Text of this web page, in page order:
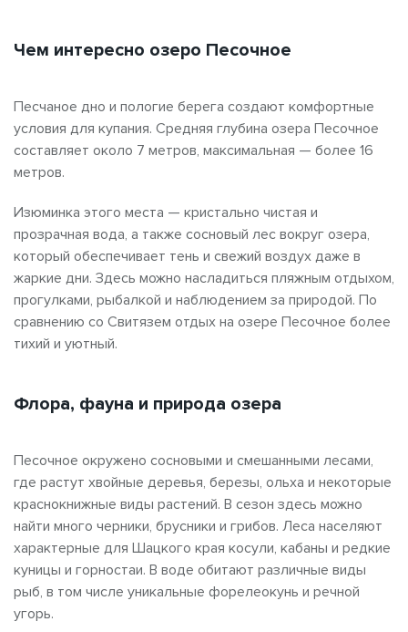
Чем интересно озеро Песочное
Песчаное дно и пологие берега создают комфортные
условия для купания. Средняя глубина озера Песочное
составляет около 7 метров, максимальная — более 16
метров.
Изюминка этого места — кристально чистая и
прозрачная вода, а также сосновый лес вокруг озера,
который обеспечивает тень и свежий воздух даже в
жаркие дни. Здесь можно насладиться пляжным отдыхом,
прогулками, рыбалкой и наблюдением за природой. По
сравнению со Свитязем отдых на озере Песочное более
тихий и уютный.
Флора, фауна и природа озера
Песочное окружено сосновыми и смешанными лесами,
где растут хвойные деревья, березы, ольха и некоторые
краснокнижные виды растений. В сезон здесь можно
найти много черники, брусники и грибов. Леса населяют
характерные для Шацкого края косули, кабаны и редкие
куницы и горностаи. В воде обитают различные виды
рыб, в том числе уникальные форелеокунь и речной
угорь.